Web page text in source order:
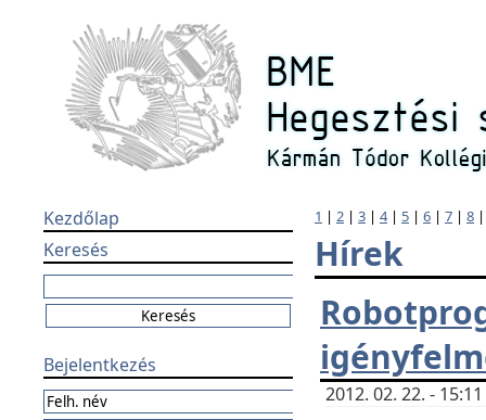
Kezdőlap
Keresés
Bejelentkezés
1 | 2 | 3 | 4| 5 | 6 | 7 | 8
Hírek
2012. 02. 22. -